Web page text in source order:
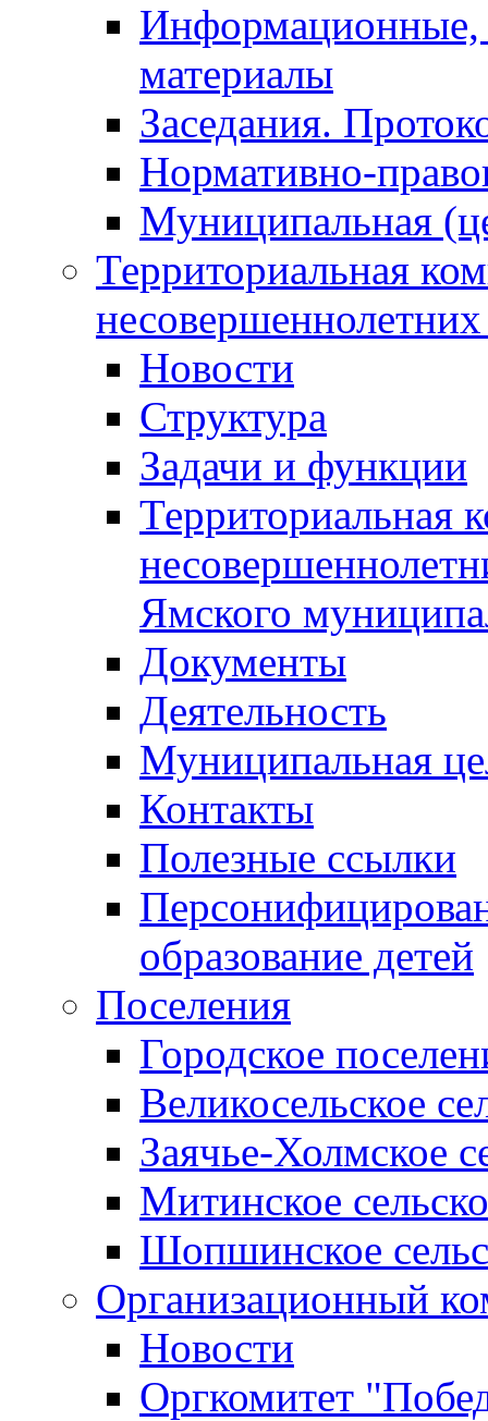
Информационные,
материалы
Заседания.
Нормативно-
Муниципальная
Территориальная
Новости
Структура
Задачи и функции
Территориальная
Ямского
Документы
Деятельность
Муниципальная
Контакты
Полезные ссылки
образование детей
Поселения
Городское
Великосельское
Заячье-Холмское
Митинское
Шопшинское
Организационный
Новости
Оргкомитет